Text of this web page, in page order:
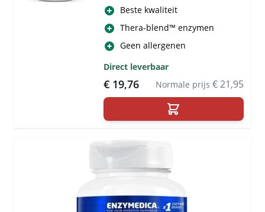
Beste kwaliteit
Thera-blend™ enzymen
Geen allergenen
Direct leverbaar
€ 19,76 Normale prijs € 21,95